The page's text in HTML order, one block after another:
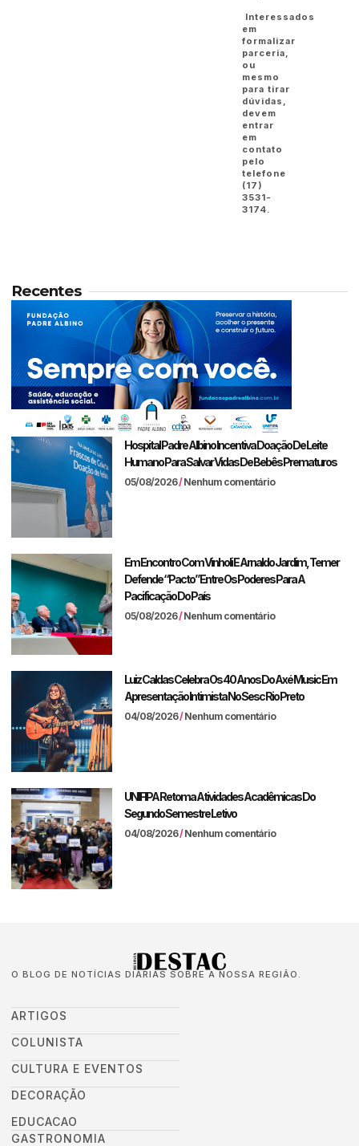
Interessados
em
formalizar
parceria,
ou
mesmo
para tirar
dúvidas,
devem
entrar
em
contato
pelo
telefone
(17)
3531-
3174.
Recentes
Hospital Padre Albino Incentiva Doação De Leite
Humano Para Salvar Vidas De Bebês Prematuros
05/08/2026 Nenhum comentário
Em Encontro Com Vinholi E Arnaldo Jardim, Temer
Defende “pacto” Entre Os Poderes Para A
Pacificação Do País
05/08/2026 Nenhum comentário
Luiz Caldas Celebra Os 40 Anos Do Axé Music Em
Apresentação Intimista No Sesc Rio Preto
04/08/2026 Nenhum comentário
UNIFIPA Retoma Atividades Acadêmicas Do
Segundo Semestre Letivo
04/08/2026 Nenhum comentário
O BLOG DE NOTÍCIAS DIÁRIAS SOBRE A NOSSA REGIÃO.
ARTIGOS
COLUNISTA
CULTURA E EVENTOS
DECORAÇÃO
EDUCACAO
GASTRONOMIA